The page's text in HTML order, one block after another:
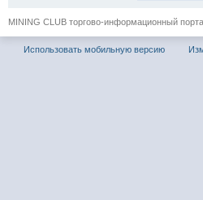
MINING CLUB торгово-информационный
Использовать мобильную версию